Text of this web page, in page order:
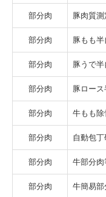
部分肉 豚肉質
部分肉 豚もも
部分肉 豚うで
部分肉 豚ロー
部分肉 牛もも
部分肉 自動包
部分肉 牛部分
部分肉 牛簡易